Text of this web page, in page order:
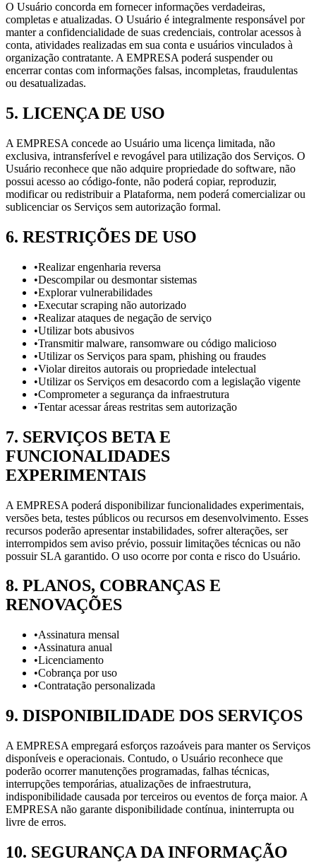
O Usuário concorda em fornecer informações verdadeiras,
completas e atualizadas. O Usuário é integralmente responsável por
manter a confidencialidade de suas credenciais, controlar acessos à
conta, atividades realizadas em sua conta e usuários vinculados à
organização contratante. A EMPRESA poderá suspender ou
encerrar contas com informações falsas, incompletas, fraudulentas
ou desatualizadas.
5. LICENÇA DE USO
A EMPRESA concede ao Usuário uma licença limitada, não
exclusiva, intransferível e revogável para utilização dos Serviços. O
Usuário reconhece que não adquire propriedade do software, não
possui acesso ao código-fonte, não poderá copiar, reproduzir,
modificar ou redistribuir a Plataforma, nem poderá comercializar ou
sublicenciar os Serviços sem autorização formal.
6. RESTRIÇÕES DE USO
•Realizar engenharia reversa
•Descompilar ou desmontar sistemas
•Explorar vulnerabilidades
•Executar scraping não autorizado
•Realizar ataques de negação de serviço
•Utilizar bots abusivos
•Transmitir malware, ransomware ou código malicioso
•Utilizar os Serviços para spam, phishing ou fraudes
•Violar direitos autorais ou propriedade intelectual
•Utilizar os Serviços em desacordo com a legislação vigente
•Comprometer a segurança da infraestrutura
•Tentar acessar áreas restritas sem autorização
7. SERVIÇOS BETA E
FUNCIONALIDADES
EXPERIMENTAIS
A EMPRESA poderá disponibilizar funcionalidades experimentais,
versões beta, testes públicos ou recursos em desenvolvimento. Esses
recursos poderão apresentar instabilidades, sofrer alterações, ser
interrompidos sem aviso prévio, possuir limitações técnicas ou não
possuir SLA garantido. O uso ocorre por conta e risco do Usuário.
8. PLANOS, COBRANÇAS E
RENOVAÇÕES
•Assinatura mensal
•Assinatura anual
•Licenciamento
•Cobrança por uso
•Contratação personalizada
9. DISPONIBILIDADE DOS SERVIÇOS
A EMPRESA empregará esforços razoáveis para manter os Serviços
disponíveis e operacionais. Contudo, o Usuário reconhece que
poderão ocorrer manutenções programadas, falhas técnicas,
interrupções temporárias, atualizações de infraestrutura,
indisponibilidade causada por terceiros ou eventos de força maior. A
EMPRESA não garante disponibilidade contínua, ininterrupta ou
livre de erros.
10. SEGURANÇA DA INFORMAÇÃO